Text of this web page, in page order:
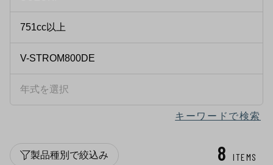
キーワードで検索
8 ITEMS
製品種別で絞込み